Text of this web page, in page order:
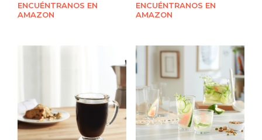
ENCUÉNTRANOS EN
AMAZON
ENCUÉNTRANOS EN
AMAZON